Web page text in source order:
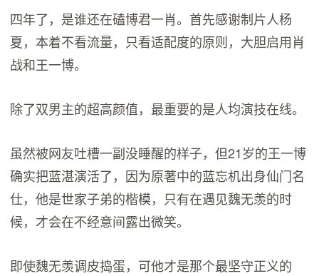
四年了，是谁还在磕博君一肖。首先感谢制片人杨
夏，本着不看流量，只看适配度的原则，大胆启用肖
战和王一博。
除了双男主的超高颜值，最重要的是人均演技在线。
虽然被网友吐槽一副没睡醒的样子，但21岁的王一博
确实把蓝湛演活了，因为原著中的蓝忘机出身仙门名
仕，他是世家子弟的楷模，只有在遇见魏无羡的时
候，才会在不经意间露出微笑。
即使魏无羡调皮捣蛋，可他才是那个最坚守正义的